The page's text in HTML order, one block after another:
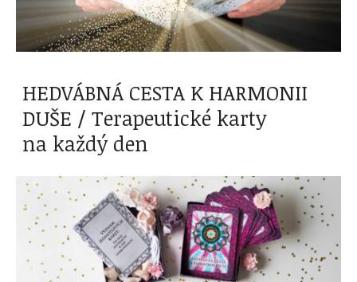
HEDVÁBNÁ CESTA K HARMONII
DUŠE / Terapeutické karty
na každý den